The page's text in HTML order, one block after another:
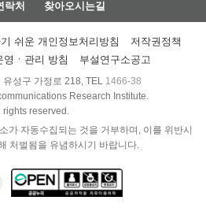
락처 찾아오시는길
쉬운 개인정보처리방침
저작권정책
영ㆍ관리 방침
부설연구소공고
성구 가정로 218, TEL 1466-38
Research Institute.
rights reserved.
가 자동수집되는 것을 거부하며, 이를 위반시
처벌됨을 유념하시기 바랍니다.